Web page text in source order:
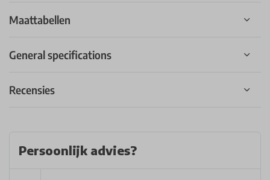
Maattabellen
General specifications
Recensies
Persoonlijk advies?